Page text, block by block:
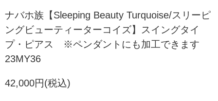
ナバホ族【Sleeping Beauty Turquoise/スリーピ
ングビューティーターコイズ】スイングタイ
プ・ピアス ※ペンダントにも加工できます
23MY36
42,000円(税込)